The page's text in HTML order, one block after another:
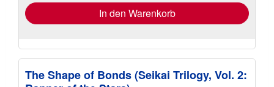
In den Warenkorb
The Shape of Bonds (Seikai Trilogy, Vol. 2: